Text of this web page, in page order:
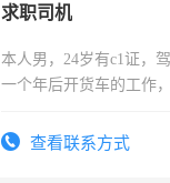
求职司机
本人男，24岁有c1证，
一个年后开货车的工作
查看联系方式